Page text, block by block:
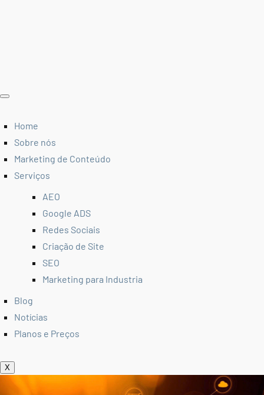
Home
Sobre nós
Marketing de Conteúdo
Serviços
AEO
Google ADS
Redes Sociais
Criação de Site
SEO
Marketing para Industria
Blog
Notícias
Planos e Preços
X